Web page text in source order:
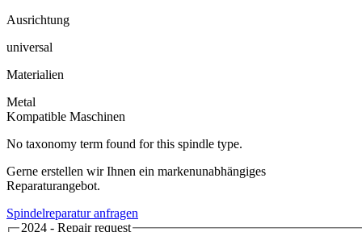
Ausrichtung
universal
Materialien
Metal
Kompatible Maschinen
No taxonomy term found for this spindle type.
Gerne erstellen wir Ihnen ein markenunabhängiges
Reparaturangebot.
Spindelreparatur anfragen
2024 - Repair request